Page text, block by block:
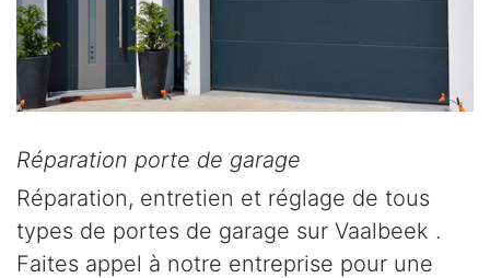
Réparation porte de garage
Réparation, entretien et réglage de tous
types de portes de garage sur Vaalbeek .
Faites appel à notre entreprise pour une